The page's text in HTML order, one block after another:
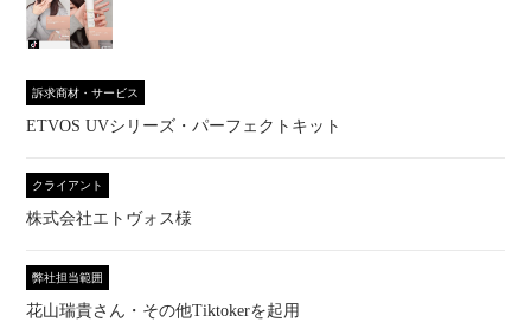
訴求商材・サービス
ETVOS UVシリーズ・パーフェクトキット
クライアント
株式会社エトヴォス様
弊社担当範囲
花山瑞貴さん・その他Tiktokerを起用